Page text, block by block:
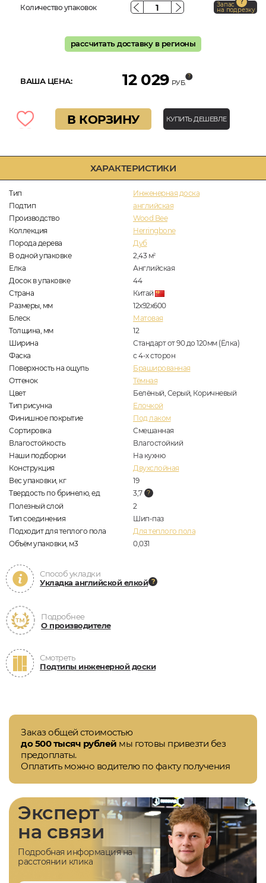
ХАРАКТЕРИСТИКИ
Тип
Инженерная доска
Подтип
английская
Производство
Wood Bee
Коллекция
Herringbone
Порода дерева
Дуб
В одной упаковке
2,43 м2
Елка
Английская
Досок в упаковке
44
Страна
Китай
Размеры, мм
12х92х600
Блеск
Матовая
Толщина, мм
12
Ширина
Стандарт от 90 до 120мм (Ёлка)
Фаска
с 4-х сторон
Поверхность на ощупь
Брашированная
Оттенок
Тёмная
Цвет
Белёный, Серый, Коричневый
Тип рисунка
Елочкой
Финишное покрытие
Под лаком
Сортировка
Смешанная
Влагостойкость
Влагостойкий
Наши подборки
На кухню
Конструкция
Двухслойная
Вес упаковки, кг
19
Твердость по бринелю, ед
3,7
Полезный слой
2
Тип соединения
Шип-паз
Подходит для теплого пола
Для теплого пола
Объём упаковки, м3
0,031
Способ укладки
Укладка английской елкой
Подробнее
О производителе
Смотреть
Подтипы инженерной доски
Количество упаковок Запас
на подрезку
рассчитать доставку в регионы
ВАША ЦЕНА: 12 029 РУБ.
В КОРЗИНУ КУПИТЬ ДЕШЕВЛЕ
Заказ общей стоимостью
до 500 тысяч рублей мы готовы привезти без
предоплаты.
Оплатить можно водителю по факту получения
Эксперт
на связи
Подробная информация на
расстоянии клика